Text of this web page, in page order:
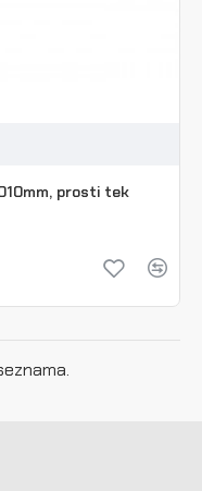
prosti tek